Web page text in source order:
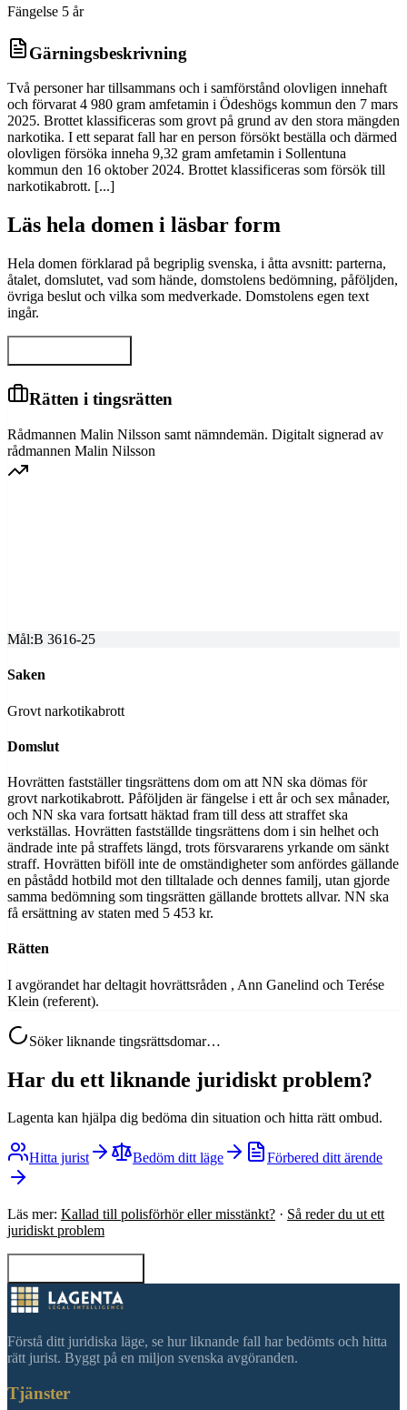
Fängelse 5 år
Gärningsbeskrivning
Två personer har tillsammans och i samförstånd olovligen innehaft
och förvarat 4 980 gram amfetamin i Ödeshögs kommun den 7 mars
2025. Brottet klassificeras som grovt på grund av den stora mängden
narkotika. I ett separat fall har en person försökt beställa och därmed
olovligen försöka inneha 9,32 gram amfetamin i Sollentuna
kommun den 16 oktober 2024. Brottet klassificeras som försök till
narkotikabrott. [...]
Läs hela domen i läsbar form
Hela domen förklarad på begriplig svenska, i åtta avsnitt: parterna,
åtalet, domslutet, vad som hände, domstolens bedömning, påföljden,
övriga beslut och vilka som medverkade. Domstolens egen text
ingår.
Rätten i tingsrätten
Rådmannen Malin Nilsson samt nämndemän. Digitalt signerad av
rådmannen Malin Nilsson
Mål:B 3616-25
Saken
Grovt narkotikabrott
Domslut
Hovrätten fastställer tingsrättens dom om att NN ska dömas för
grovt narkotikabrott. Påföljden är fängelse i ett år och sex månader,
och NN ska vara fortsatt häktad fram till dess att straffet ska
verkställas. Hovrätten fastställde tingsrättens dom i sin helhet och
ändrade inte på straffets längd, trots försvararens yrkande om sänkt
straff. Hovrätten biföll inte de omständigheter som anfördes gällande
en påstådd hotbild mot den tilltalade och dennes familj, utan gjorde
samma bedömning som tingsrätten gällande brottets allvar. NN ska
få ersättning av staten med 5 453 kr.
Rätten
I avgörandet har deltagit hovrättsråden , Ann Ganelind och Terése
Klein (referent).
Söker liknande tingsrättsdomar…
Har du ett liknande juridiskt problem?
Lagenta kan hjälpa dig bedöma din situation och hitta rätt ombud.
Hitta jurist Bedöm ditt läge Förbered ditt ärende
Läs mer: Kallad till polisförhör eller misstänkt? · Så reder du ut ett
juridiskt problem
Förstå ditt juridiska läge, se hur liknande fall har bedömts och hitta
rätt jurist. Byggt på en miljon svenska avgöranden.
Tjänster